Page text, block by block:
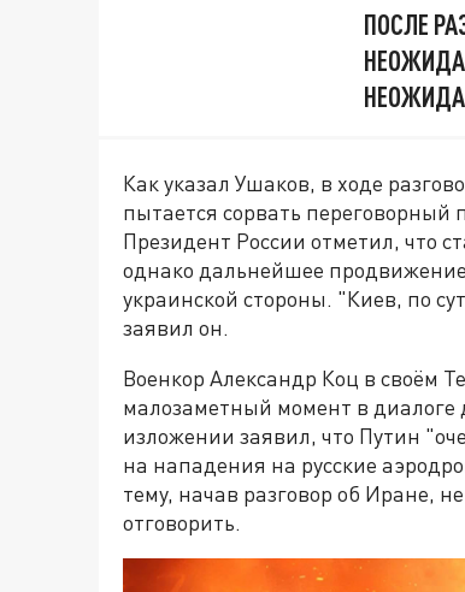
ПОСЛЕ
Как указал Ушаков, в ходе
пытается сорвать переговорный
Президент России отметил, что
однако дальнейшее
украинской стороны. "Киев, по
заявил он.
Военкор Александр Коц в своём
малозаметный момент в диалоге
изложении заявил, что Путин
на нападения на русские
тему, начав разговор об Иране,
отговорить.